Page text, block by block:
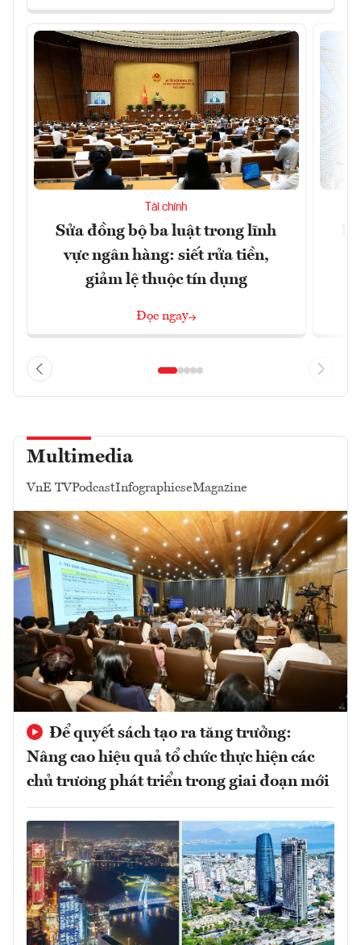
Tài chính
Sửa đồng bộ ba luật trong lĩnh
vực ngân hàng: siết rửa tiền,
giảm lệ thuộc tín dụng
Đọc ngay
Multimedia
VnE TVPodcastInfographicseMagazine
Để quyết sách tạo ra tăng trưởng:
Nâng cao hiệu quả tổ chức thực hiện các
chủ trương phát triển trong giai đoạn mới